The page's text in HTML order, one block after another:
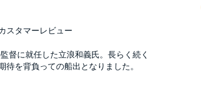
スタマーレビュー
督に就任した立浪和義氏。長らく続く
待を背負っての船出となりました。